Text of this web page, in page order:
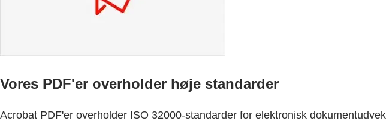
Vores PDF'er overholder høje standarder
Acrobat PDF'er overholder ISO 32000-standarder for elektronisk